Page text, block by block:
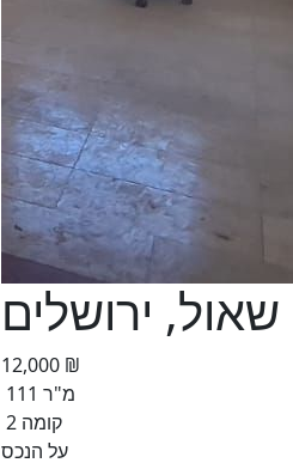
ירושלים
12,000 ₪
111 מ"ר
קומה 2
על הנכס